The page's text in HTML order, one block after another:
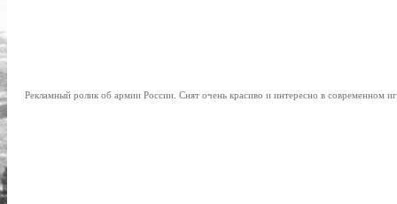
Рекламный ролик об армии России. Снят очень красиво и интересно в современном